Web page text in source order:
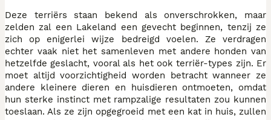
Deze terriërs staan bekend als onverschrokken, maar
zelden zal een Lakeland een gevecht beginnen, tenzij ze
zich op enigerlei wijze bedreigd voelen. Ze verdragen
echter vaak niet het samenleven met andere honden van
hetzelfde geslacht, vooral als het ook terriër-types zijn. Er
moet altijd voorzichtigheid worden betracht wanneer ze
andere kleinere dieren en huisdieren ontmoeten, omdat
hun sterke instinct met rampzalige resultaten zou kunnen
toeslaan. Als ze zijn opgegroeid met een kat in huis, zullen